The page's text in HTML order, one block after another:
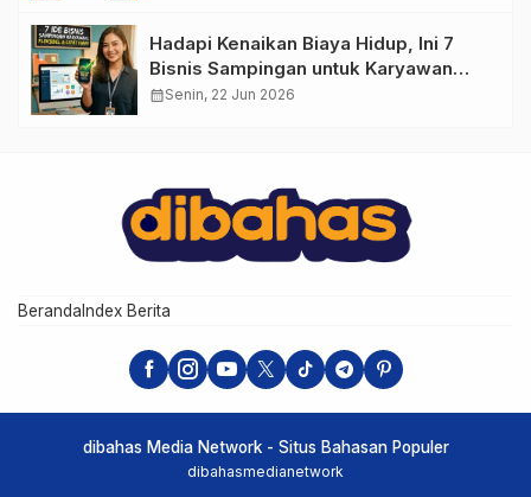
Hadapi Kenaikan Biaya Hidup, Ini 7
Bisnis Sampingan untuk Karyawan
yang Waktunya Sempit
calendar_monthSenin, 22 Jun 2026
Beranda Index Berita
dibahas Media Network - Situs Bahasan Populer
dibahasmedianetwork